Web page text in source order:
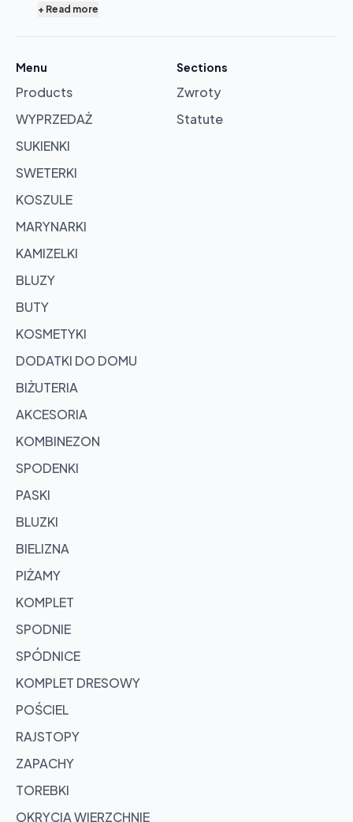
products
Browse
products
+ Read more
Menu
Products
WYPRZEDAŻ
SUKIENKI
SWETERKI
KOSZULE
MARYNARKI
KAMIZELKI
BLUZY
BUTY
KOSMETYKI
DODATKI DO DOMU
BIŻUTERIA
AKCESORIA
KOMBINEZON
SPODENKI
PASKI
BLUZKI
BIELIZNA
PIŻAMY
KOMPLET
SPODNIE
SPÓDNICE
KOMPLET DRESOWY
POŚCIEL
RAJSTOPY
ZAPACHY
TOREBKI
OKRYCIA WIERZCHNIE
Sections
Zwroty
Statute